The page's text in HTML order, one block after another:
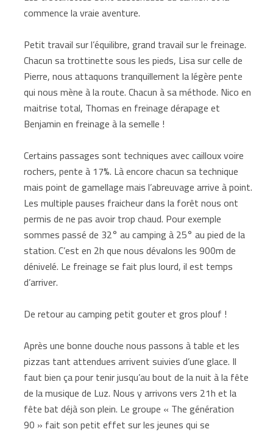
commence la vraie aventure.
Petit travail sur l’équilibre, grand travail sur le freinage.
Chacun sa trottinette sous les pieds, Lisa sur celle de
Pierre, nous attaquons tranquillement la légère pente
qui nous mène à la route. Chacun à sa méthode. Nico en
maitrise total, Thomas en freinage dérapage et
Benjamin en freinage à la semelle !
Certains passages sont techniques avec cailloux voire
rochers, pente à 17%. Là encore chacun sa technique
mais point de gamellage mais l’abreuvage arrive à point.
Les multiple pauses fraicheur dans la forêt nous ont
permis de ne pas avoir trop chaud. Pour exemple
sommes passé de 32° au camping à 25° au pied de la
station. C’est en 2h que nous dévalons les 900m de
dénivelé. Le freinage se fait plus lourd, il est temps
d’arriver.
De retour au camping petit gouter et gros plouf !
Après une bonne douche nous passons à table et les
pizzas tant attendues arrivent suivies d’une glace. Il
faut bien ça pour tenir jusqu’au bout de la nuit à la fête
de la musique de Luz. Nous y arrivons vers 21h et la
fête bat déjà son plein. Le groupe « The génération
90 » fait son petit effet sur les jeunes qui se